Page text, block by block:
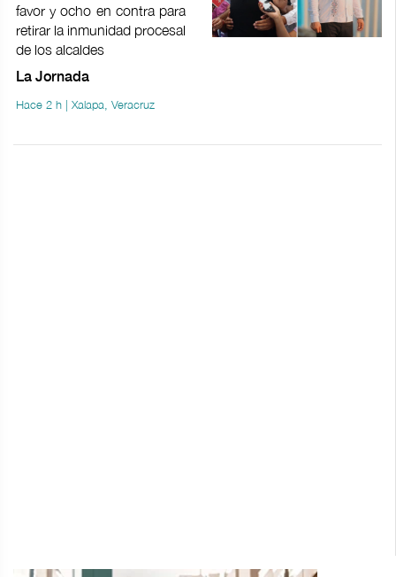
favor y ocho en contra para
retirar la inmunidad procesal
de los alcaldes
La Jornada
Hace 2 h | Xalapa, Veracruz